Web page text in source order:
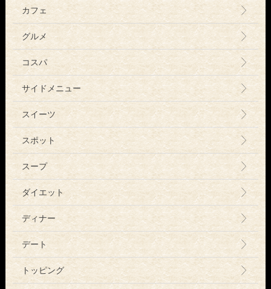
カフェ
グルメ
コスパ
サイドメニュー
スイーツ
スポット
スープ
ダイエット
ディナー
デート
トッピング